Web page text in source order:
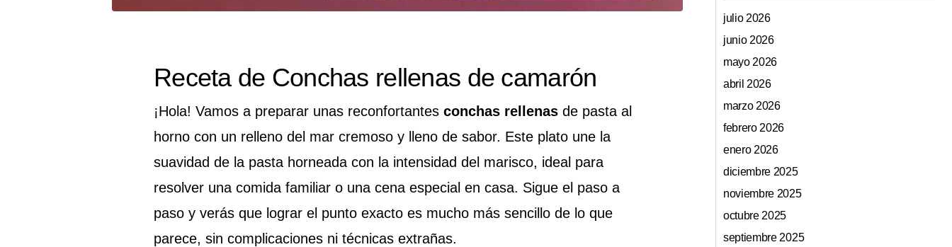
Receta de Conchas rellenas de camarón
¡Hola! Vamos a preparar unas reconfortantes conchas rellenas de pasta al
horno con un relleno del mar cremoso y lleno de sabor. Este plato une la
suavidad de la pasta horneada con la intensidad del marisco, ideal para
resolver una comida familiar o una cena especial en casa. Sigue el paso a
paso y verás que lograr el punto exacto es mucho más sencillo de lo que
parece, sin complicaciones ni técnicas extrañas.
julio 2026
junio 2026
mayo 2026
abril 2026
marzo 2026
febrero 2026
enero 2026
diciembre 2025
noviembre 2025
octubre 2025
septiembre 2025